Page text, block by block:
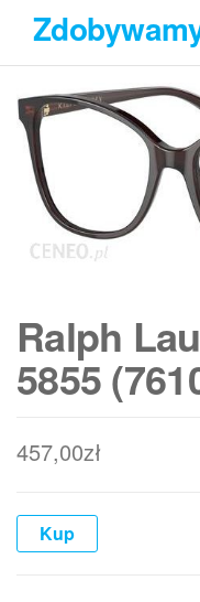
Przejdź
treści
Ralph
5855
457,00zł
Kup